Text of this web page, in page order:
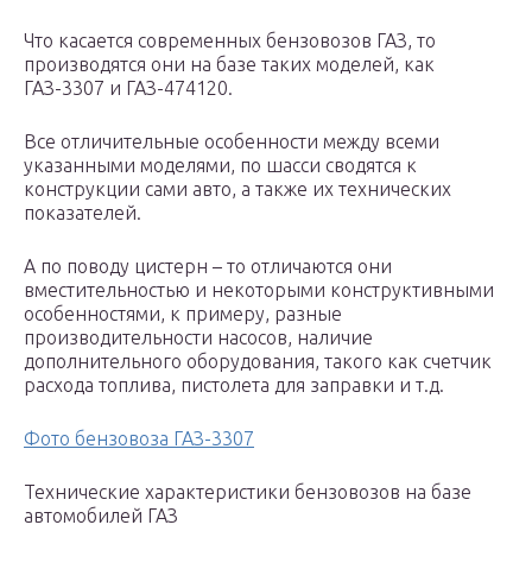
Что касается современных бензовозов ГАЗ, то
производятся они на базе таких моделей, как
ГАЗ-3307 и ГАЗ-474120.
Все отличительные особенности между всеми
указанными моделями, по шасси сводятся к
конструкции сами авто, а также их технических
показателей.
А по поводу цистерн – то отличаются они
вместительностью и некоторыми конструктивными
особенностями, к примеру, разные
производительности насосов, наличие
дополнительного оборудования, такого как счетчик
расхода топлива, пистолета для заправки и т.д.
Фото бензовоза ГАЗ-3307
Технические характеристики бензовозов на базе
автомобилей ГАЗ